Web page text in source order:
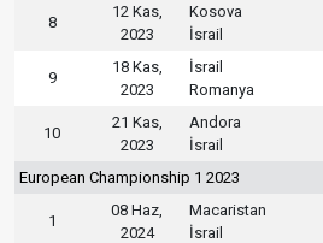
8
12 Kas,
2023
Kosova
İsrail
9
18 Kas,
2023
İsrail
Romanya
10
21 Kas,
2023
Andora
İsrail
European Championship 1 2023
1
08 Haz,
2024
Macaristan
İsrail